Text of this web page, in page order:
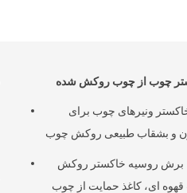
چوب از چوب روکش شده
ونیرهای چوب برای
و بشقاب طبیعی روکش چوب
برش روسیه خاکستر روکش
ای، کاغذ حمایت از چوب